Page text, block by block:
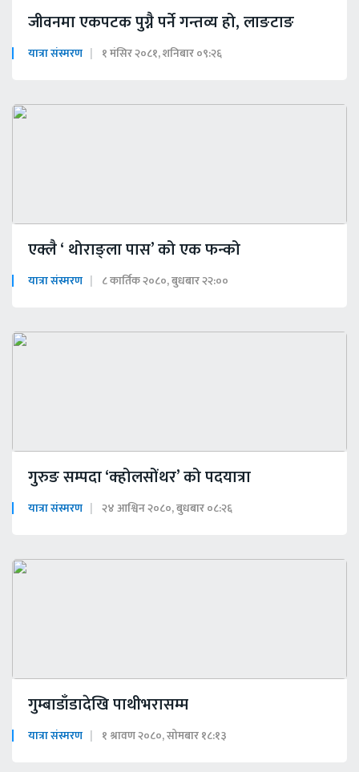
जीवनमा एकपटक पुग्नै पर्ने गन्तव्य हो, लाङटाङ
यात्रा संस्मरण १ मंसिर २०८१, शनिबार ०९:२६
एक्लै ‘ थोराङ्ला पास’ को एक फन्को
यात्रा संस्मरण ८ कार्तिक २०८०, बुधबार २२:००
गुरुङ सम्पदा ‘क्होलसोंथर’ को पदयात्रा
यात्रा संस्मरण २४ आश्विन २०८०, बुधबार ०८:२६
गुम्बाडाँडादेखि पाथीभरासम्म
यात्रा संस्मरण १ श्रावण २०८०, सोमबार १८:१३